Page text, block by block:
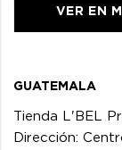
VER EN
GUATEMALA
Tienda L'BEL
Dirección: